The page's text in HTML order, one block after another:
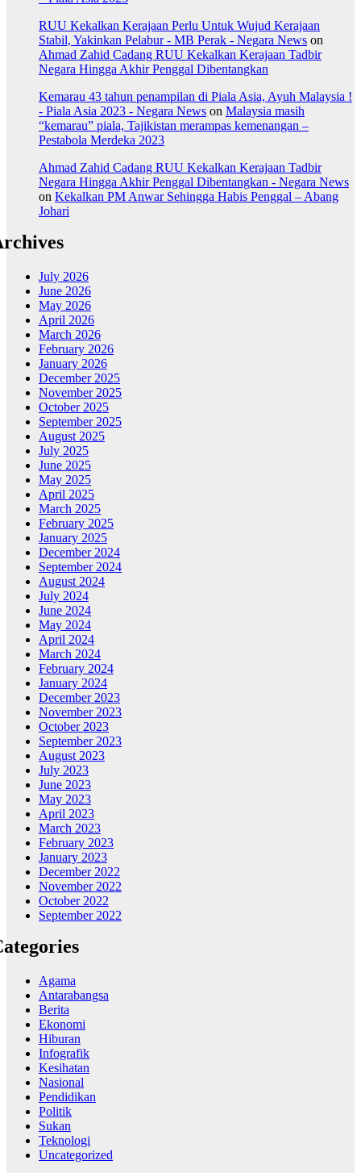
RUU Kekalkan Kerajaan Perlu Untuk Wujud Kerajaan
Stabil, Yakinkan Pelabur - MB Perak - Negara News on
Ahmad Zahid Cadang RUU Kekalkan Kerajaan Tadbir
Negara Hingga Akhir Penggal Dibentangkan
Kemarau 43 tahun penampilan di Piala Asia, Ayuh Malaysia !
- Piala Asia 2023 - Negara News on Malaysia masih
“kemarau” piala, Tajikistan merampas kemenangan –
Pestabola Merdeka 2023
Ahmad Zahid Cadang RUU Kekalkan Kerajaan Tadbir
Negara Hingga Akhir Penggal Dibentangkan - Negara News
on Kekalkan PM Anwar Sehingga Habis Penggal – Abang
Johari
July 2026
June 2026
May 2026
April 2026
March 2026
February 2026
January 2026
December 2025
November 2025
October 2025
September 2025
August 2025
July 2025
June 2025
May 2025
April 2025
March 2025
February 2025
January 2025
December 2024
September 2024
August 2024
July 2024
June 2024
May 2024
April 2024
March 2024
February 2024
January 2024
December 2023
November 2023
October 2023
September 2023
August 2023
July 2023
June 2023
May 2023
April 2023
March 2023
February 2023
January 2023
December 2022
November 2022
October 2022
September 2022
Agama
Antarabangsa
Berita
Ekonomi
Hiburan
Infografik
Kesihatan
Nasional
Pendidikan
Politik
Sukan
Teknologi
Uncategorized